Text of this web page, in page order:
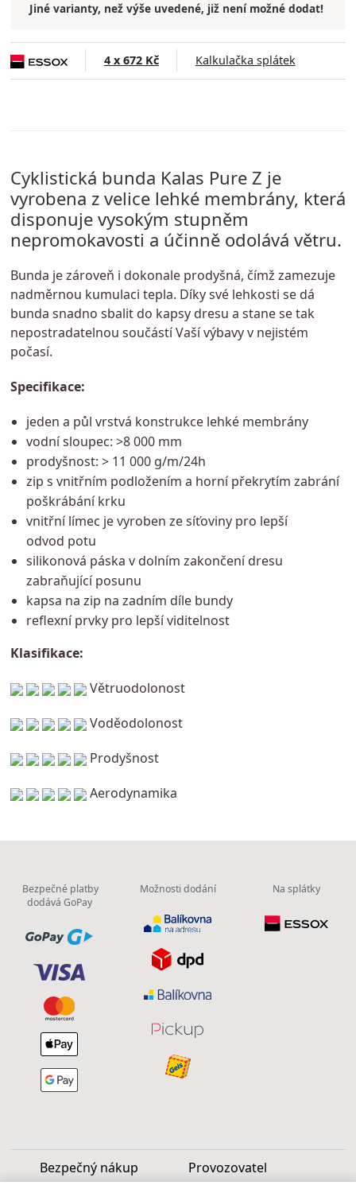
Jiné varianty, než výše uvedené, již není možné dodat!
4 x 672 Kč Kalkulačka splátek
Cyklistická bunda Kalas Pure Z je
vyrobena z velice lehké membrány, která
disponuje vysokým stupněm
nepromokavosti a účinně odolává větru.
Bunda je zároveň i dokonale prodyšná, čímž zamezuje
nadměrnou kumulaci tepla. Díky své lehkosti se dá
bunda snadno sbalit do kapsy dresu a stane se tak
nepostradatelnou součástí Vaší výbavy v nejistém
počasí.
Specifikace:
jeden a půl vrstvá konstrukce lehké membrány
vodní sloupec: >8 000 mm
prodyšnost: > 11 000 g/m/24h
zip s vnitřním podložením a horní překrytím zabrání
poškrábání krku
vnitřní límec je vyroben ze síťoviny pro lepší
odvod potu
silikonová páska v dolním zakončení dresu
zabraňující posunu
kapsa na zip na zadním díle bundy
reflexní prvky pro lepší viditelnost
Klasifikace:
Větruodolonost
Voděodolonost
Prodyšnost
Aerodynamika
Bezpečné platby
dodává GoPay
Možnosti dodání Na splátky
Bezpečný nákup Provozovatel